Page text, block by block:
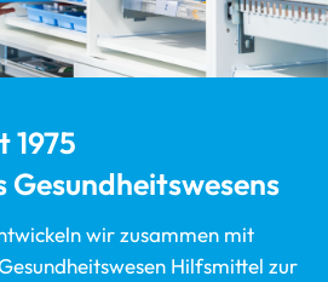
1975
Gesundheitswesens
wir zusammen mit
Hilfsmittel zur